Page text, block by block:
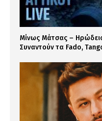
Μίνως Μάτσας –
Συναντούν τα Fado,